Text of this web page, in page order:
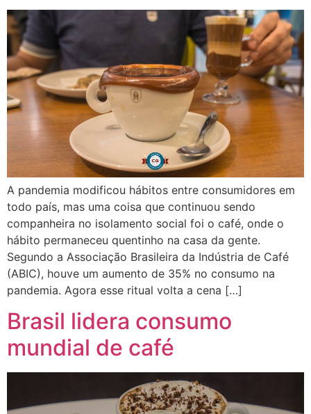
A pandemia modificou hábitos entre consumidores em
todo país, mas uma coisa que continuou sendo
companheira no isolamento social foi o café, onde o
hábito permaneceu quentinho na casa da gente.
Segundo a Associação Brasileira da Indústria de Café
(ABIC), houve um aumento de 35% no consumo na
pandemia. Agora esse ritual volta a cena […]
Brasil lidera consumo
mundial de café